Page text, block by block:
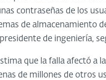
contraseñas de los
de almacenamiento
de ingeniería,
que la falla afectó a
de millones de otros